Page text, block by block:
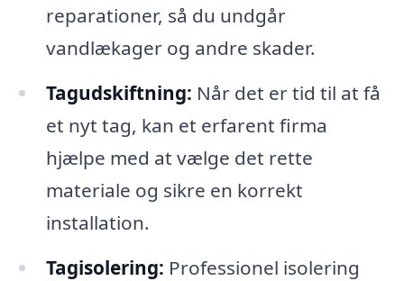
reparationer, så du undgår
vandlækager og andre skader.
Tagudskiftning: Når det er tid til at få
et nyt tag, kan et erfarent firma
hjælpe med at vælge det rette
materiale og sikre en korrekt
installation.
Tagisolering: Professionel isolering